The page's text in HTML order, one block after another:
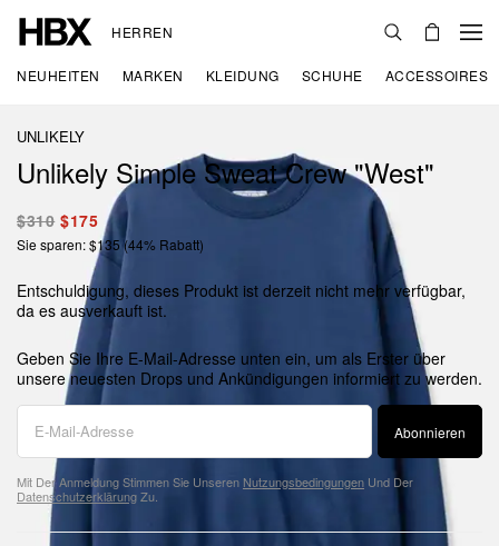
HERREN
NEUHEITEN MARKEN KLEIDUNG SCHUHE ACCESSOIRES
UNLIKELY
Unlikely Simple Sweat Crew "West"
$310 $175
Sie sparen: $135 (44% Rabatt)
Entschuldigung, dieses Produkt ist derzeit nicht mehr verfügbar,
da es ausverkauft ist.
Geben Sie Ihre E-Mail-Adresse unten ein, um als Erster über
unsere neuesten Drops und Ankündigungen informiert zu werden.
Abonnieren
Mit Der Anmeldung Stimmen Sie Unseren Nutzungsbedingungen Und Der
DatenschutzerklärungZu.